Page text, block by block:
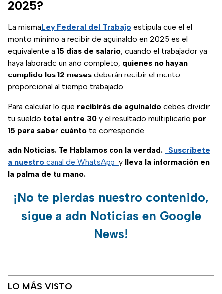
2025?
La mismaLey Federal del Trabajo estipula que el el
monto mínimo a recibir de aguinaldo en 2025 es el
equivalente a 15 días de salario, cuando el trabajador ya
haya laborado un año completo, quienes no hayan
cumplido los 12 meses deberán recibir el monto
proporcional al tiempo trabajado.
Para calcular lo que recibirás de aguinaldo debes dividir
tu sueldo total entre 30 y el resultado multiplicarlo por
15 para saber cuánto te corresponde.
adn Noticias. Te Hablamos con la verdad.
Suscríbete
a nuestro canal de WhatsApp y lleva la información en
la palma de tu mano.
¡No te pierdas nuestro contenido,
sigue a adn Noticias en Google
News!
LO MÁS VISTO